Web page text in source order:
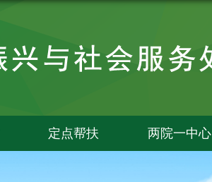
定点帮扶 两院一中心